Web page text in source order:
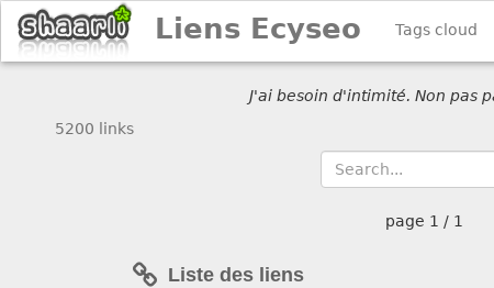
Liens Ecyseo Tags cloud
J'ai besoin d'intimité. Non pas
5200 links
page 1 / 1
Liste des liens